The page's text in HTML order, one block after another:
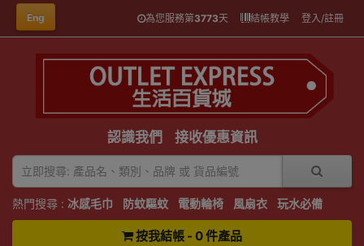
Eng 為您服務第3773天 結帳教學 登入/註冊
認識我們 接收優惠資訊
熱門搜尋 : 冰感毛巾 防蚊驅蚊 電動輪椅 風扇衣 玩水必備
按我結帳 - 0 件產品